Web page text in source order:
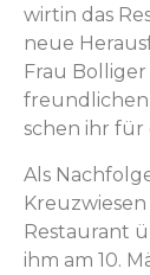
wirtin das
neue
Frau
schen ihr für
Als
Kreuzwiesen
Restau­rant
ihm am 10.